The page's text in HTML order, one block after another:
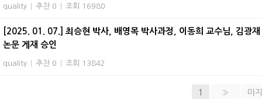
quality 추천 0 조회 16980
[2025. 01. 07.] 최승현 박사, 배영목 박사과정, 이동희 교수님, 김
논문 게재 승인
quality 추천 0 조회 13842
1 » 마